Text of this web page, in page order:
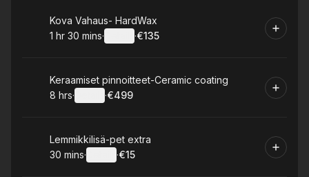
Book
Kova Vahaus- HardWax
. Duration:
1 hr 30 mins· ·
.Price
€135
Book
Keraamiset pinnoitteet-Ceramic coating
. Duration:
8 hrs· ·
.Price
€499
Book
Lemmikkilisä-pet extra
.Duration:
30 mins· ·
.Price
€15